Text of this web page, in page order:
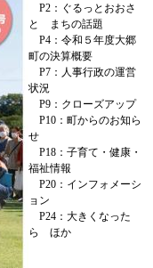
P2：ぐるっとおおさ
と まちの話題
P4：令和５年度大郷
町の決算概要
P7：人事行政の運営
状況
P9：クローズアップ
P10：町からのお知ら
せ
​ P18：子育て・健康・
福祉情報
P20：インフォメーシ
ョン
P24：大きくなった
ら ほか